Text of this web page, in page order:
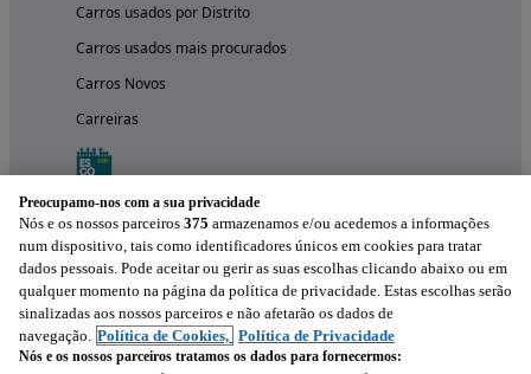
Carros usados por Distrito
Carros usados mais procurados
Carros Novos
Carreiras
Preocupamo-nos com a sua privacidade
Nós e os nossos parceiros 375 armazenamos e/ou acedemos a informações
num dispositivo, tais como identificadores únicos em cookies para tratar
dados pessoais. Pode aceitar ou gerir as suas escolhas clicando abaixo ou em
qualquer momento na página da política de privacidade. Estas escolhas serão
sinalizadas aos nossos parceiros e não afetarão os dados de
navegação. Política de Cookies, Política de Privacidade
Nós e os nossos parceiros tratamos os dados para fornecermos: